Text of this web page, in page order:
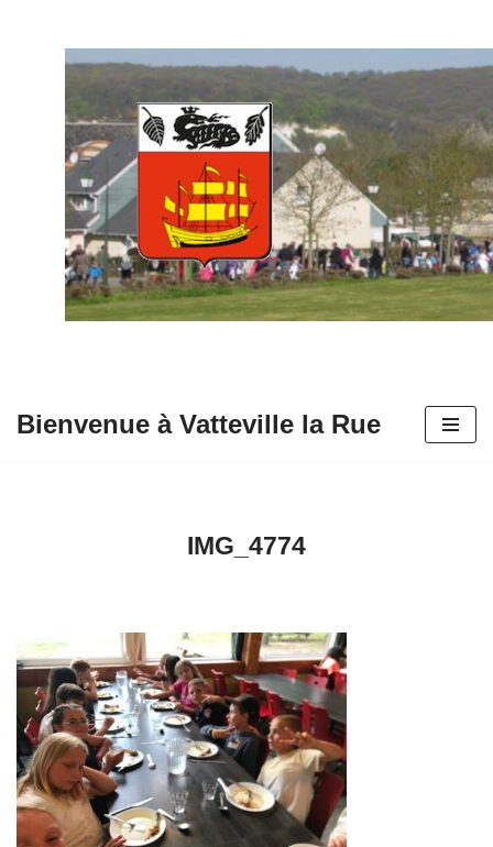
contenu
Bienvenue à Vatteville la Rue
IMG_4774